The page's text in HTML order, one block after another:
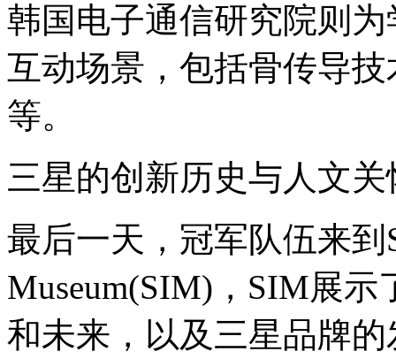
韩国电子通信研究院则
互动场景，包括骨传导
等。
三星的创新历史与人文关
最后一天，冠军队伍来到
Museum(SIM)，SIM展
和未来，以及三星品牌